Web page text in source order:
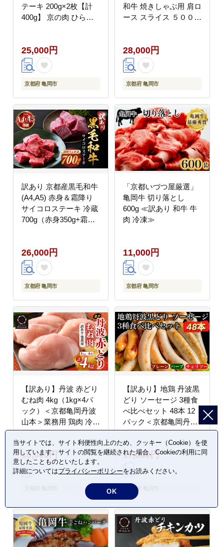
テーキ 200g×2枚【計
400g】 京の肉 ひら山
京都 丹波産 ふるさと納
税 ステーキ ふるさと納
税牛肉
25,000円
京都府 亀岡市
和牛 焼きしゃぶ用 肩ロ
ース スライス ５００ｇ
冷凍》
28,000円
京都府 亀岡市
訳あり 京都産黒毛和牛
(A4,A5) 赤身＆霜降り
サイコロステーキ 冷蔵
700g（赤身350g+霜降
援 牛肉 和牛 国産 丹波
産 ふるさと納税ステー
キ ふるさと納税牛肉 ス
テーキ ふるさと納税肉
26,000円
京都府 亀岡市
「京都いづつ屋厳選」
亀岡牛 切り落とし
600g ≪訳あり 和牛 牛
肉 冷凍≫
11,000円
京都府 亀岡市
【訳あり】丹波 赤どり
むね肉 4kg（1kg×4パ
ック）＜京都亀岡丹波
山本＞業務用 鶏肉 冷凍
ムネ
16,000円
【訳あり】地鶏 丹波黒
どり ソーセージ 3種食
べ比べセット 48本 12
パック＜京都亀岡丹波
山本＞ 《ウインナー 鶏
肉 ムネ肉 ムネ 高タン
パク 低カロリー 生活応
17,000円
京都府 亀岡市
当サイトでは、サイト利便性向上のため、クッキー（Cookie）を使
用しています。サイトの閲覧を継続された場合、Cookieの利用に同
意したことものといたします。
詳細についてはプライバシーポリシーをお読みください。
OK